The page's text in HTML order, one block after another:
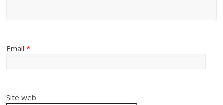
Email*
Site web